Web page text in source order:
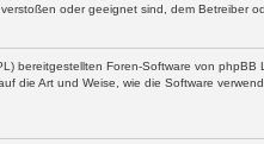
oder geeignet sind, dem Betreiber
bereitgestellten Foren-Software von phpBB
die Art und Weise, wie die Software